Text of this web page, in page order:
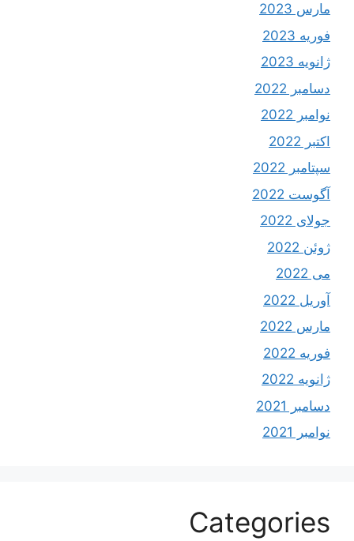
مارس 2023
فوریه 2023
ژانویه 2023
دسامبر 2022
نوامبر 2022
اکتبر 2022
سپتامبر 2022
آگوست 2022
جولای 2022
ژوئن 2022
می 2022
آوریل 2022
مارس 2022
فوریه 2022
ژانویه 2022
دسامبر 2021
نوامبر 2021
Categories